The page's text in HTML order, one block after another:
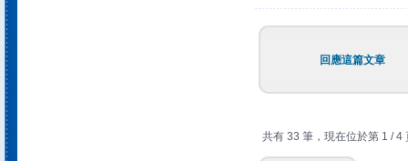
回應這篇文章
共有 33 筆，現在位於第 1 / 4